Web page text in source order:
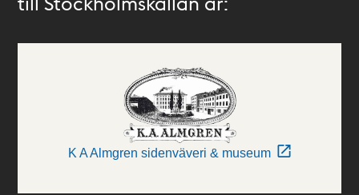
K A Almgren sidenväveri & museum